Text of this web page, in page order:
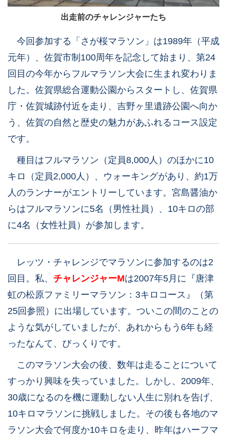
出走前のチャレンジャーたち
今回参加する「さが桜マラソン」は1989年（平成
元年）、佐賀市制100周年を記念して始まり、第24
回目の今年からフルマラソン大会に生まれ変わりま
した。佐賀県総合運動公園からスタートし、佐賀県
庁・佐賀城跡付近を走り、吉野ヶ里遺跡公園へ向か
う、佐賀の自然と歴史の魅力があふれるコース設定
です。
種目はフルマラソン（定員8,000人）のほかに10
キロ（定員2,000人）、ウォーキングがあり、約1万
人のランナーがエントリーしています。宮島醤油か
らはフルマラソンに5名（男性社員）、10キロの部
に4名（女性社員）が参加します。
レッツ・チャレンジでマラソンに参加するのは2
回目。私、 チャレンジャーMは2007年5月に『唐津
虹の松原ファミリーマラソン：3キロコース』（第
25回参照）に出場しています。ついこの間のことの
ような気がしていましたが、あれからもう6年も経
ったなんて、びっくりです。
このマラソン大会の後、数年は走ることについて
すっかり興味を失っていました。しかし、2009年、
30歳になるのを機に運動しない人生に別れを告げ、
10キロマラソンに挑戦しました。その後も各地のマ
ラソン大会で何度か10キロを走り、昨年はハーフマ